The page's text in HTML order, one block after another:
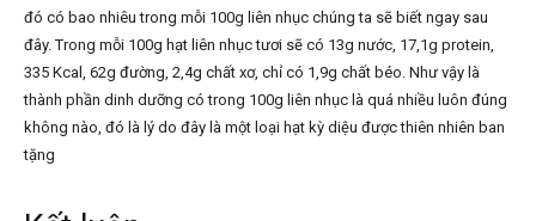
đó có bao nhiêu trong mỗi 100g liên nhục chúng ta sẽ biết ngay sau
đây. Trong mỗi 100g hạt liên nhục tươi sẽ có 13g nước, 17,1g protein,
335 Kcal, 62g đường, 2,4g chất xơ, chỉ có 1,9g chất béo. Như vậy là
thành phần dinh dưỡng có trong 100g liên nhục là quá nhiều luôn đúng
không nào, đó là lý do đây là một loại hạt kỳ diệu được thiên nhiên ban
tặng